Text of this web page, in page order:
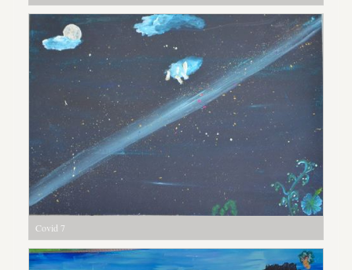
Covid 7